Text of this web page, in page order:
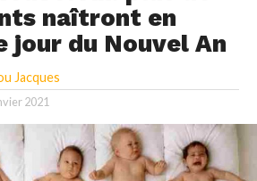
naîtront en
jour du Nouvel An
Jacques
2021